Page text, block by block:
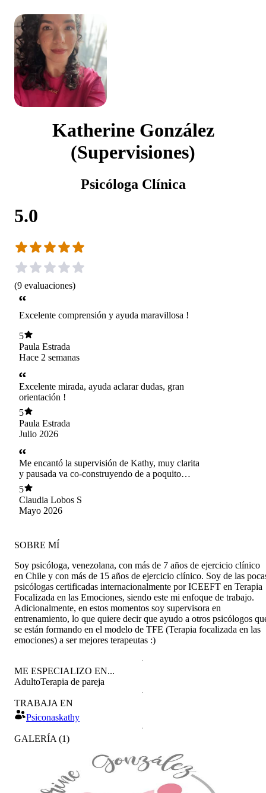
Katherine González
(Supervisiones)
Psicóloga Clínica
5.0
(9 evaluaciones)
Excelente comprensión y ayuda maravillosa !
5
Paula Estrada
Hace 2 semanas
Excelente mirada, ayuda aclarar dudas, gran
orientación !
5
Paula Estrada
Julio 2026
Me encantó la supervisión de Kathy, muy clarita
y pausada va co-construyendo de a poquito
intervenciones y focos posibles de trabajo.
5
Claudia Lobos S
Mayo 2026
SOBRE MÍ
Soy psicóloga, venezolana, con más de 7 años de ejercicio clínico
en Chile y con más de 15 años de ejercicio clínico. Soy de las
psicólogas certificadas internacionalmente por ICEEFT en Terapia
Focalizada en las Emociones, siendo este mi enfoque de trabajo.
Adicionalmente, en estos momentos soy supervisora en
entrenamiento, lo que quiere decir que ayudo a otros psicólogos
se están formando en el modelo de TFE (Terapia focalizada en las
emociones) a ser mejores terapeutas :)
ME ESPECIALIZO EN...
AdultoTerapia de pareja
TRABAJA EN
Psiconaskathy
GALERÍA (1)